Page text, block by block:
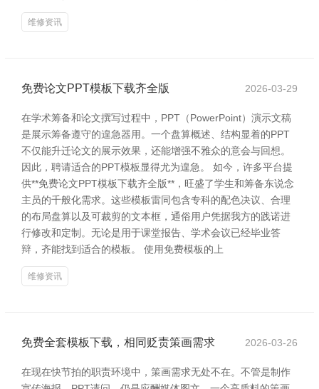
维修资讯
免费论文PPT模板下载齐全版 2026-03-29
在学术筹备和论文撰写过程中，PPT（PowerPoint）演示文稿
是展示筹备遵守的遑急器用。一个盘算概述、结构显着的PPT
不仅能升迁论文的展示效果，还能增强不雅众的意会与回想。
因此，聘请适合的PPT模板显得尤为遑急。 如今，许多平台提
供**免费论文PPT模板下载齐全版**，旺盛了学生和筹备东说念
主员的千般化需求。这些模板雷同包含专科的配色决议、合理
的布局盘算以及可裁剪的文本框，通俗用户凭据我方的践诺进
行修改和定制。无论是用于课堂报告、学术会议已经毕业答
辩，齐能找到适合的模板。 使用免费模板的上
维修资讯
免费全套模板下载，相同贬责策画需求 2026-03-26
在现在快节拍的职责环境中，策画需求无处不在。不管是制作